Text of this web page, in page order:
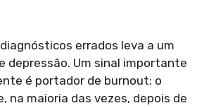
errados leva a um
depressão. Um sinal importante
é portador de burnout: o
na maioria das vezes, depois de